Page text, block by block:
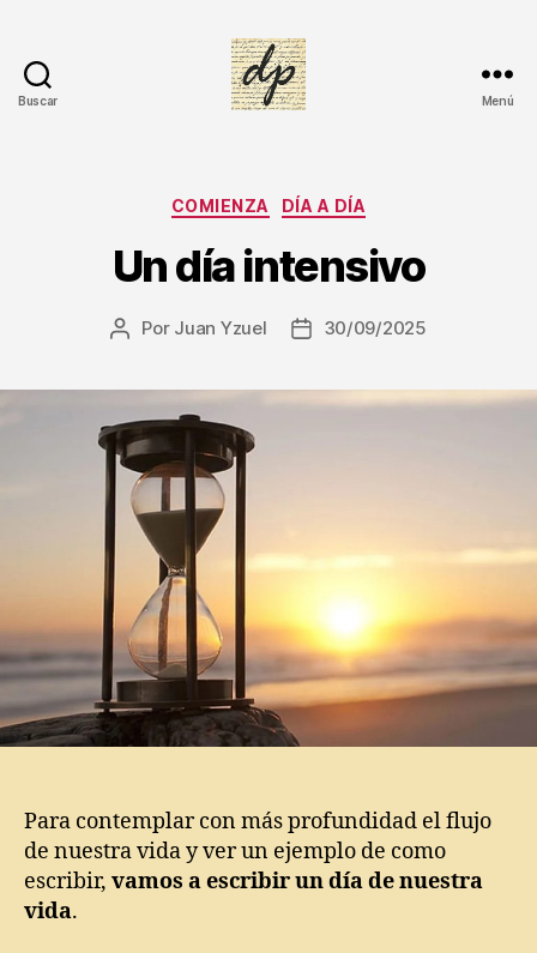
Buscar Menú
Categorías
COMIENZA DÍA A DÍA
Un día intensivo
Autor
Por Juan Yzuel
Fecha
entrada
30/09/2025
Para contemplar con más profundidad el flujo
de nuestra vida y ver un ejemplo de como
escribir, vamos a escribir un día de nuestra
vida.